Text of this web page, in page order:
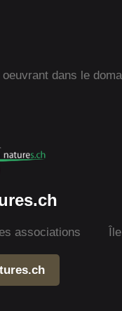
dans le
associations